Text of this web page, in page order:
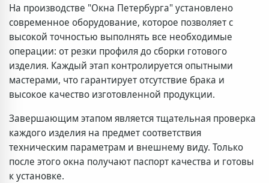
На производстве "Окна Петербурга" установлено
современное оборудование, которое позволяет с
высокой точностью выполнять все необходимые
операции: от резки профиля до сборки готового
изделия. Каждый этап контролируется опытными
мастерами, что гарантирует отсутствие брака и
высокое качество изготовленной продукции.
Завершающим этапом является тщательная проверка
каждого изделия на предмет соответствия
техническим параметрам и внешнему виду. Только
после этого окна получают паспорт качества и готовы
к установке.